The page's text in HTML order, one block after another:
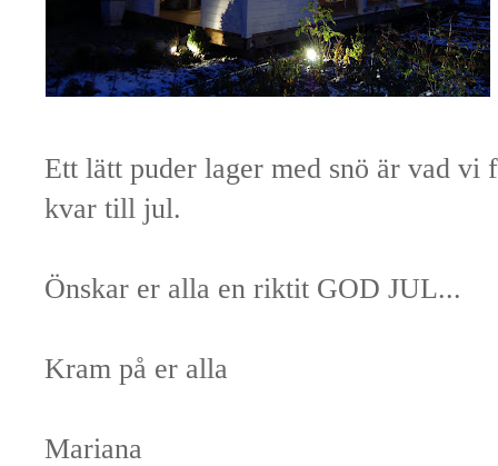
Ett lätt puder lager med snö är vad vi
kvar till jul.
Önskar er alla en riktit GOD JUL...
Kram på er alla
Mariana